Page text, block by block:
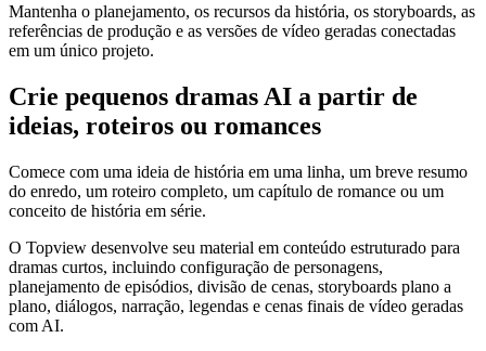
Mantenha o planejamento, os recursos da história, os storyboards, as
referências de produção e as versões de vídeo geradas conectadas
em um único projeto.
Crie pequenos dramas AI a partir de
ideias, roteiros ou romances
Comece com uma ideia de história em uma linha, um breve resumo
do enredo, um roteiro completo, um capítulo de romance ou um
conceito de história em série.
O Topview desenvolve seu material em conteúdo estruturado para
dramas curtos, incluindo configuração de personagens,
planejamento de episódios, divisão de cenas, storyboards plano a
plano, diálogos, narração, legendas e cenas finais de vídeo geradas
com AI.